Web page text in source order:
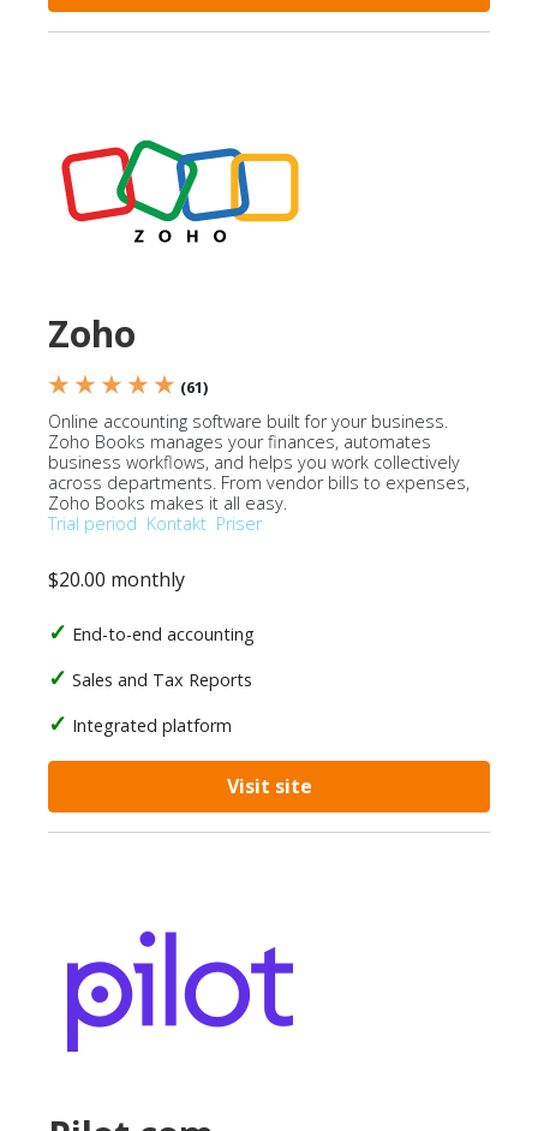
Zoho
★ ★ ★ ★ ★ (61)
Online accounting software built for your business.
Zoho Books manages your finances, automates
business workflows, and helps you work collectively
across departments. From vendor bills to expenses,
Zoho Books makes it all easy.
Trial period Kontakt Priser
$20.00 monthly
End-to-end accounting
Sales and Tax Reports
Integrated platform
Visit site